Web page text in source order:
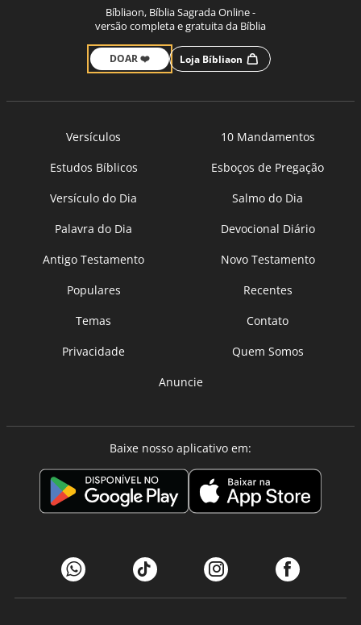
Bíbliaon, Bíblia Sagrada Online -
versão completa e gratuita da Bíblia
DOAR ❤️ Loja Bíbliaon
Versículos
10 Mandamentos
Estudos Bíblicos
Esboços de Pregação
Versículo do Dia
Salmo do Dia
Palavra do Dia
Devocional Diário
Antigo Testamento
Novo Testamento
Populares
Recentes
Temas
Contato
Privacidade
Quem Somos
Anuncie
Baixe nosso aplicativo em: